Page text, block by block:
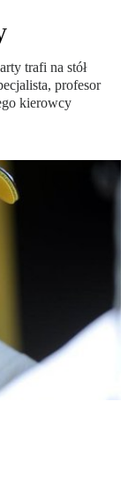
trafi na stół
profesor
kierowcy